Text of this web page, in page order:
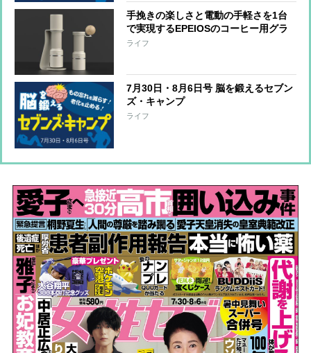
手挽きの楽しさと電動の手軽さを1台
で実現するEPEIOSのコーヒー用グラ
インダー『Essence Duo』 世界一の
ライフ
7月30日・8月6日号 脳を鍛えるセブン
ズ・キャンプ
ライフ